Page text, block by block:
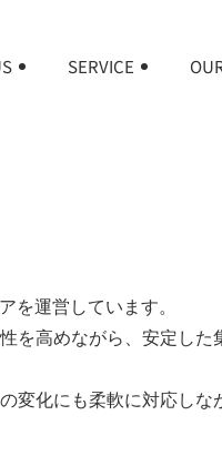
SERVICE
運営しています。
高めながら、安定した
化にも柔軟に対応しな